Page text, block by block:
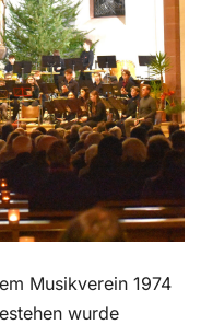
Musikverein 1974
wurde